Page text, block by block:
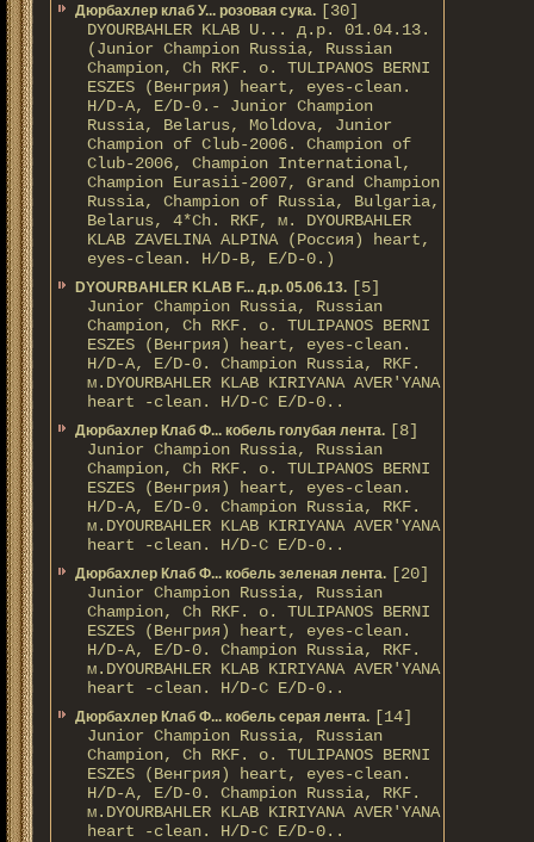
Дюрбахлер клаб У... розовая сука. [30]
DYOURBAHLER KLAB U... д.р. 01.04.13.
(Junior Champion Russia, Russian
Champion, Ch RKF. о. TULIPANOS BERNI
ESZES (Венгрия) heart, eyes-clean.
H/D-A, E/D-0.- Junior Champion
Russia, Belarus, Moldova, Junior
Champion of Club-2006. Champion of
Club-2006, Champion International,
Champion Eurasii-2007, Grand Champion
Russia, Champion of Russia, Bulgaria,
Belarus, 4*Ch. RKF, м. DYOURBAHLER
KLAB ZAVELINA ALPINA (Россия) heart,
eyes-clean. H/D-В, E/D-0.)
DYOURBAHLER KLAB F... д.р. 05.06.13. [5]
Junior Champion Russia, Russian
Champion, Ch RKF. о. TULIPANOS BERNI
ESZES (Венгрия) heart, eyes-clean.
H/D-A, E/D-0. Champion Russia, RKF.
м.DYOURBAHLER KLAB KIRIYANA AVER'YANA
heart -clean. H/D-С E/D-0..
Дюрбахлер Клаб Ф... кобель голубая лента. [8]
Junior Champion Russia, Russian
Champion, Ch RKF. о. TULIPANOS BERNI
ESZES (Венгрия) heart, eyes-clean.
H/D-A, E/D-0. Champion Russia, RKF.
м.DYOURBAHLER KLAB KIRIYANA AVER'YANA
heart -clean. H/D-С E/D-0..
Дюрбахлер Клаб Ф... кобель зеленая лента. [20]
Junior Champion Russia, Russian
Champion, Ch RKF. о. TULIPANOS BERNI
ESZES (Венгрия) heart, eyes-clean.
H/D-A, E/D-0. Champion Russia, RKF.
м.DYOURBAHLER KLAB KIRIYANA AVER'YANA
heart -clean. H/D-С E/D-0..
Дюрбахлер Клаб Ф... кобель серая лента. [14]
Junior Champion Russia, Russian
Champion, Ch RKF. о. TULIPANOS BERNI
ESZES (Венгрия) heart, eyes-clean.
H/D-A, E/D-0. Champion Russia, RKF.
м.DYOURBAHLER KLAB KIRIYANA AVER'YANA
heart -clean. H/D-С E/D-0..